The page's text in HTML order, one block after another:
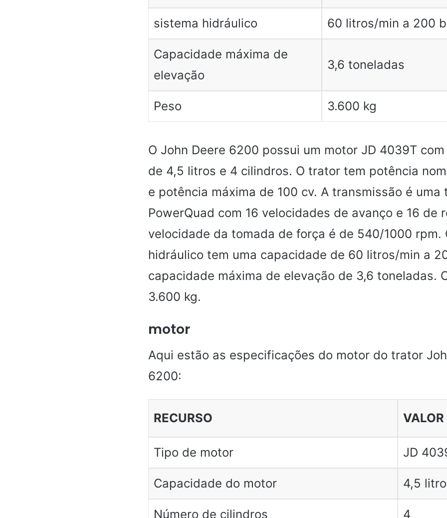
sistema hidráulico 60 litros/min a 200
Capacidade máxima de
elevação
3,6 toneladas
Peso 3.600 kg
O John Deere 6200 possui um motor JD 4039T
de 4,5 litros e 4 cilindros. O trator tem potência
e potência máxima de 100 cv. A transmissão é uma
PowerQuad com 16 velocidades de avanço e 16 de
velocidade da tomada de força é de 540/1000 rpm.
hidráulico tem uma capacidade de 60 litros/min a
capacidade máxima de elevação de 3,6 toneladas.
3.600 kg.
motor
Aqui estão as especificações do motor do trator
6200:
RECURSO VALOR
Tipo de motor JD
Capacidade do motor 4,5
Número de cilindros 4